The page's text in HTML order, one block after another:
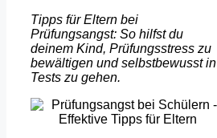
Tipps für Eltern bei
Prüfungsangst: So hilfst du
deinem Kind, Prüfungsstress zu
bewältigen und selbstbewusst in
Tests zu gehen.